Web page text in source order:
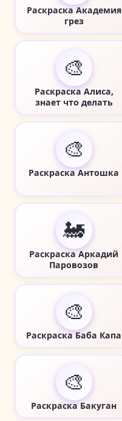
Раскраска Академия
грез
🎨
Раскраска Алиса,
знает что делать
🎨
Раскраска Антошка
🚂
Раскраска Аркадий
Паровозов
🎨
Раскраска Баба Капа
🎨
Раскраска Бакуган